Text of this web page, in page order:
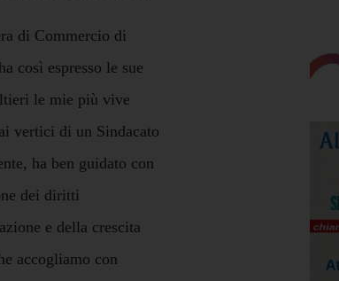
di Commercio di
così espresso le sue
le mie più vive
vertici di un Sindacato
ha ben guidato con
dei diritti
e della crescita
accogliamo con